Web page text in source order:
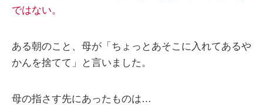
ではない。
ある朝のこと、母が「ちょっとあそこに入れてあるや
かんを捨てて」と言いました。
母の指さす先にあったものは…